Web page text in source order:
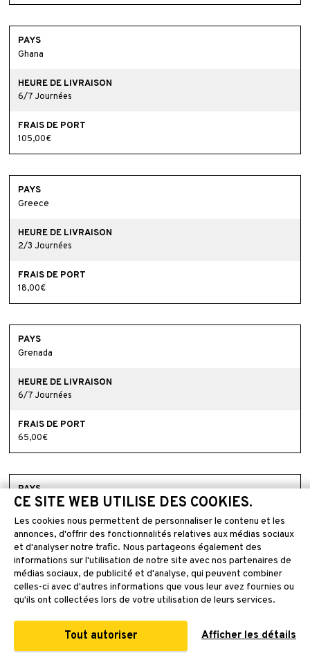
CE SITE WEB UTILISE DES COOKIES.
Les cookies nous permettent de personnaliser le contenu et les
annonces, d'offrir des fonctionnalités relatives aux médias sociaux
et d'analyser notre trafic. Nous partageons également des
informations sur l'utilisation de notre site avec nos partenaires de
médias sociaux, de publicité et d'analyse, qui peuvent combiner
celles-ci avec d'autres informations que vous leur avez fournies ou
qu'ils ont collectées lors de votre utilisation de leurs services.
Tout autoriser Afficher les détails
Ghana
6/7 Journées
105,00€
Greece
2/3 Journées
18,00€
Grenada
6/7 Journées
65,00€
Guadelupe
6/7 Journées
65,00€
Guam